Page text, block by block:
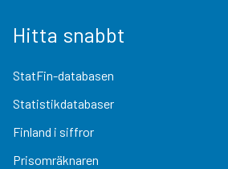
Hitta snabbt
StatFin-databasen
Statistikdatabaser
Finland i siffror
Prisomräknaren